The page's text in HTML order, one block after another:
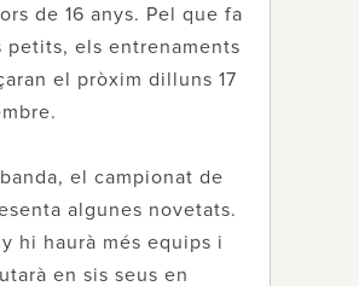
de 16 anys. Pel que fa
petits, els entrenaments
el pròxim dilluns 17
banda, el campionat de
algunes novetats.
hi haurà més equips i
en sis seus en